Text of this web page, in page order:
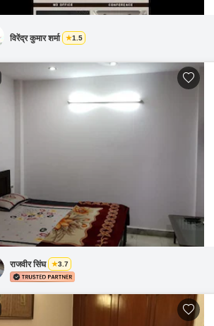
विरेंद्र कुमार शर्मा 1.5
राजवीर सिंघ 3.7